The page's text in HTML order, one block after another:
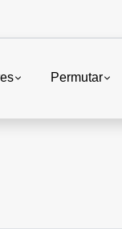
Permutar